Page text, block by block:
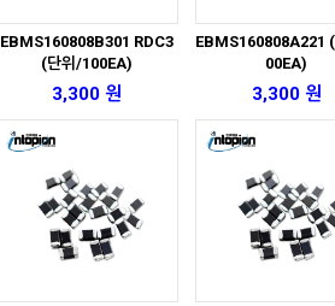
EBMS160808B301 RDC3
(단위/100EA)
3,300 원
EBMS160808A221
00EA)
3,300 원